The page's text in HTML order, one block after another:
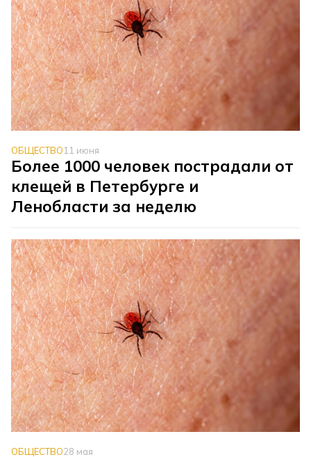
ОБЩЕСТВО11 июня
Более 1000 человек пострадали от
клещей в Петербурге и
Ленобласти за неделю
ОБЩЕСТВО28 мая